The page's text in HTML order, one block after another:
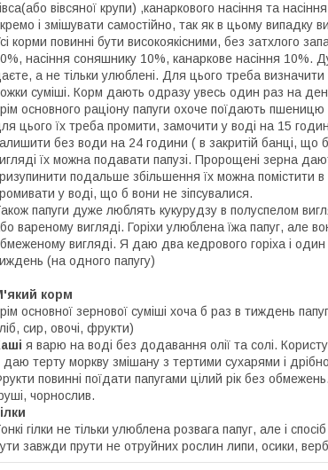
вівсяної крупи) ,канаркового насіння та
і змішувати самостійно, так як в цьому випадку
корми повинні бути високоякісними, без затхлого
насіння соняшнику 10%, канаркове насіння 10%.
а не тільки улюблені. Для цього треба визначити
суміші. Корм дають одразу увесь один раз на
основного раціону папуги охоче поїдають
цього їх треба промити, замочити у воді на 15
без води на 24 години ( в закритій банці, що
їх можна подавати папузі. Пророщені зерна
подальше збільшення їх можна помістити
у воді, що б вони не зіпсувалися.
папуги дуже люблять кукурудзу в полуспелом
вареному вигляді. Горіхи улюблена їжа папуг, але
вигляді. Я даю два кедрового горіха і
(на одного папугу)
корм
основної зернової суміші хоча б раз в тиждень
сир, овочі, фрукти)
я варю на воді без додавання олії та солі.
даю терту моркву змішану з тертими сухарями і
повинні поїдати папугами цілий рік без
чорнослив.
гілки не тільки улюблена розвага папуг, але і
завжди прути не отруйних рослин липи, осики,